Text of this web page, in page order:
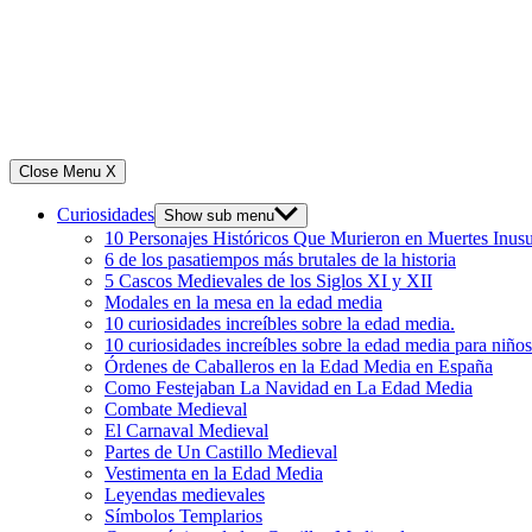
Close Menu X
Curiosidades Show sub menu
10 Personajes Históricos Que Murieron en Muertes
6 de los pasatiempos más brutales de la historia
5 Cascos Medievales de los Siglos XI y XII
Modales en la mesa en la edad media
10 curiosidades increíbles sobre la edad media.
10 curiosidades increíbles sobre la edad media para
Órdenes de Caballeros en la Edad Media en España
Como Festejaban La Navidad en La Edad Media
Combate Medieval
El Carnaval Medieval
Partes de Un Castillo Medieval
Vestimenta en la Edad Media
Leyendas medievales
Símbolos Templarios